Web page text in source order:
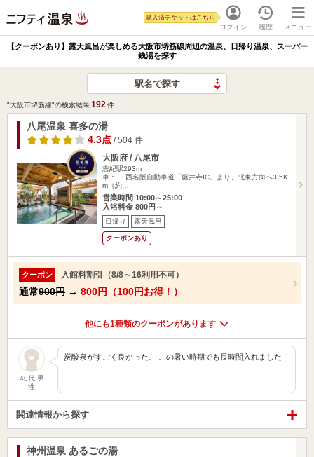
ログイン
購入済チケットはこちら
履歴 メニュー
【クーポンあり】露天風呂が楽しめる大阪市堺筋線周辺の温泉、日帰り温泉、スーパー
銭湯を探す
駅名で探す
"大阪市堺筋線"の検索結果192 件
八尾温泉 喜多の湯
4.3点 / 504 件
大阪府 / 八尾市
志紀駅293m
車： ・西名阪自動車道「藤井寺IC」より、北東方向へ3.5K
m（約…
営業時間 10:00～25:00
入浴料金 800円～
日帰り 露天風呂
クーポンあり
クーポン 入館料割引（8/8～16利用不可）
通常900円 → 800円（100円お得！）
他にも1種類のクーポンがあります
40代 男
性
炭酸泉がすごく良かった。 この暑い時期でも長時間入れました
関連情報から探す
神州温泉 あるごの湯